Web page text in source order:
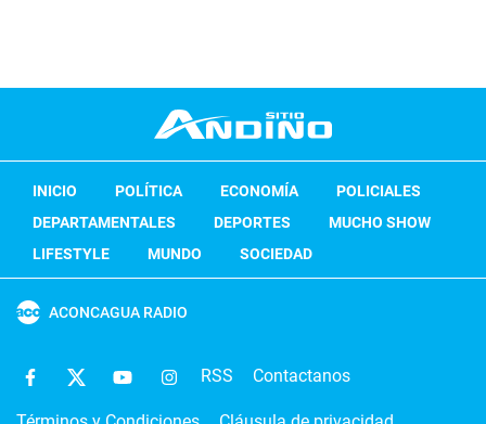
INICIO POLÍTICA ECONOMÍA
POLICIALES
DEPARTAMENTALES
DEPORTES
MUCHO SHOW
LIFESTYLE
MUNDO SOCIEDAD
ACONCAGUA RADIO
RSS Contactanos